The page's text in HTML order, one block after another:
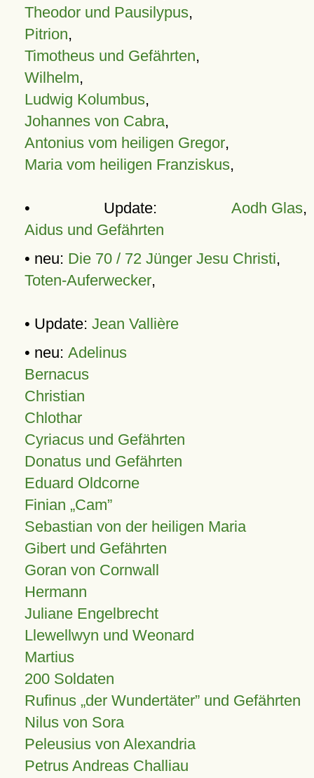
Theodor und Pausilypus,
Pitrion,
Timotheus und Gefährten,
Wilhelm,
Ludwig Kolumbus,
Johannes von Cabra,
Antonius vom heiligen Gregor,
Maria vom heiligen Franziskus,
• Update: Aodh Glas,
Aidus und Gefährten
• neu: Die 70 / 72 Jünger Jesu Christi,
Toten-Auferwecker,
• Update: Jean Vallière
• neu: Adelinus
Bernacus
Christian
Chlothar
Cyriacus und Gefährten
Donatus und Gefährten
Eduard Oldcorne
Finian Cam
Sebastian von der heiligen Maria
Gibert und Gefährten
Goran von Cornwall
Hermann
Juliane Engelbrecht
Llewellwyn und Weonard
Martius
200 Soldaten
Rufinus „der Wundertäter” und Gefährten
Nilus von Sora
Peleusius von Alexandria
Petrus Andreas Challiau